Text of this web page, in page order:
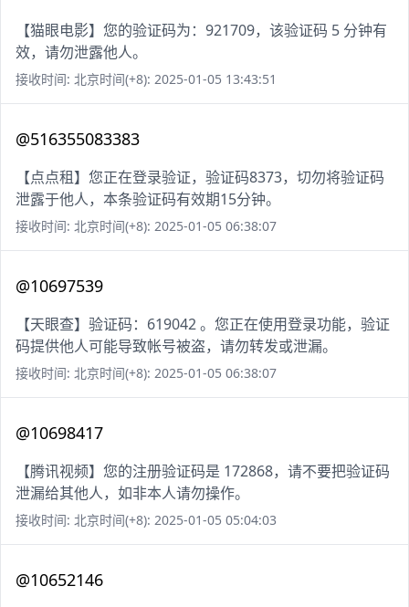
【猫眼电影】您的验证码为：921709，该验证码 5 分钟有
效，请勿泄露他人。
接收时间: 北京时间(+8): 2025-01-05 13:43:51
@516355083383
【点点租】您正在登录验证，验证码8373，切勿将验证码
泄露于他人，本条验证码有效期15分钟。
接收时间: 北京时间(+8): 2025-01-05 06:38:07
@10697539
【天眼查】验证码：619042 。您正在使用登录功能，验证
码提供他人可能导致帐号被盗，请勿转发或泄漏。
接收时间: 北京时间(+8): 2025-01-05 06:38:07
@10698417
【腾讯视频】您的注册验证码是 172868，请不要把验证码
泄漏给其他人，如非本人请勿操作。
接收时间: 北京时间(+8): 2025-01-05 05:04:03
@10652146